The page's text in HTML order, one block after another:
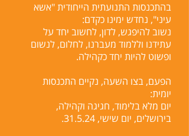
בהתכנסות התנועתית הייחודית "אשא
עיני", נחדש ימינו כקדם:
נשוב להיפגש, לדון, לחשוב יחד על
עתידנו וללמוד מעברנו, לחלום, לנשום
ופשוט להיות יחד כקהילה.
הפעם, בצו השעה, נקיים התכנסות
יומית:
יום מלא בלימוד, חגיגה וקהילה,
בירושלים, יום שישי, 31.5.24.